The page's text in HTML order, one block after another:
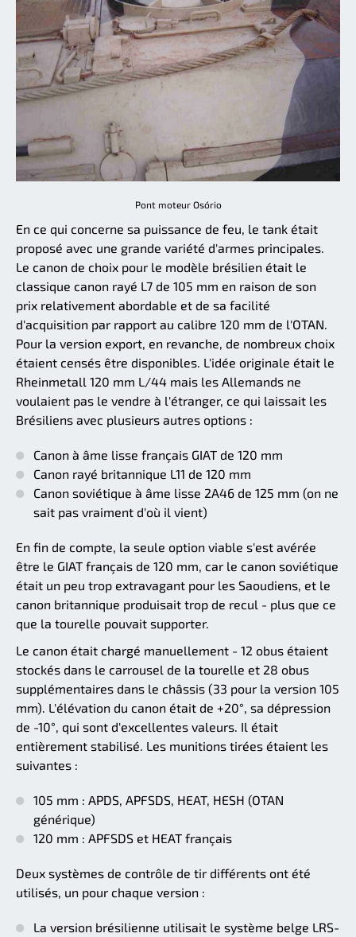
Pont moteur Osório
En ce qui concerne sa puissance de feu, le tank était
proposé avec une grande variété d'armes principales.
Le canon de choix pour le modèle brésilien était le
classique canon rayé L7 de 105 mm en raison de son
prix relativement abordable et de sa facilité
d'acquisition par rapport au calibre 120 mm de l'OTAN.
Pour la version export, en revanche, de nombreux choix
étaient censés être disponibles. L'idée originale était le
Rheinmetall 120 mm L/44 mais les Allemands ne
voulaient pas le vendre à l'étranger, ce qui laissait les
Brésiliens avec plusieurs autres options :
Canon à âme lisse français GIAT de 120 mm
Canon rayé britannique L11 de 120 mm
Canon soviétique à âme lisse 2A46 de 125 mm (on ne
sait pas vraiment d'où il vient)
En fin de compte, la seule option viable s'est avérée
être le GIAT français de 120 mm, car le canon soviétique
était un peu trop extravagant pour les Saoudiens, et le
canon britannique produisait trop de recul - plus que ce
que la tourelle pouvait supporter.
Le canon était chargé manuellement - 12 obus étaient
stockés dans le carrousel de la tourelle et 28 obus
supplémentaires dans le châssis (33 pour la version 105
mm). L'élévation du canon était de +20°, sa dépression
de -10°, qui sont d'excellentes valeurs. Il était
entièrement stabilisé. Les munitions tirées étaient les
suivantes :
105 mm : APDS, APFSDS, HEAT, HESH (OTAN
générique)
120 mm : APFSDS et HEAT français
Deux systèmes de contrôle de tir différents ont été
utilisés, un pour chaque version :
La version brésilienne utilisait le système belge LRS-